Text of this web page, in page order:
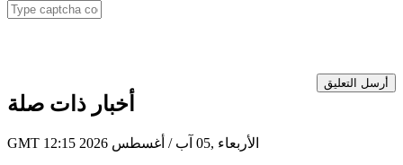
أرسل التعليق
أخبار ذات صلة
GMT 12:15 2026 الأربعاء ,05 آب / أغسطس